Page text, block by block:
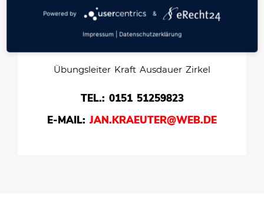
Übungsleiter Kraft Ausdauer Zirkel
TEL.: 0151 51259823
E-MAIL: JAN.KRAEUTER@WEB.DE
Powered by &
Impressum Datenschutzerklärung